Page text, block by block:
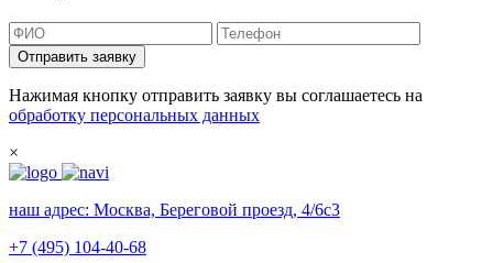
Отправить заявку
Нажимая кнопку отправить заявку вы соглашаетесь на
обработку персональных данных
×
наш адрес: Москва, Береговой проезд, 4/6с3
+7 (495) 104-40-68